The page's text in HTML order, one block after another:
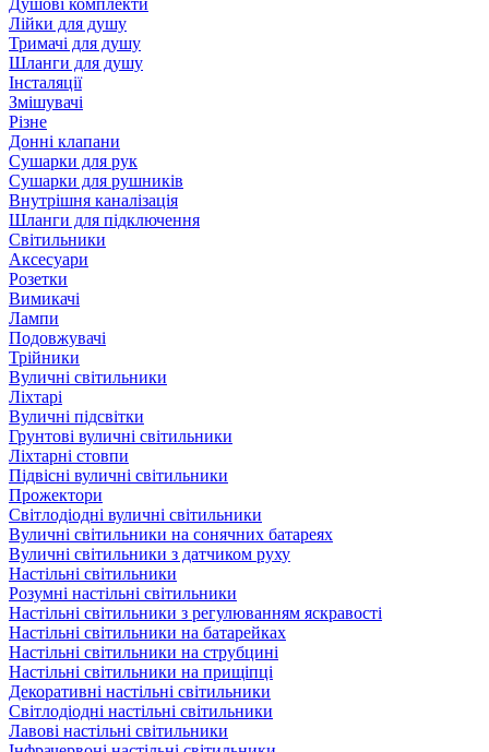
Душові комплекти
Лійки для душу
Тримачі для душу
Шланги для душу
Інсталяції
Змішувачі
Різне
Донні клапани
Сушарки для рук
Сушарки для рушників
Внутрішня каналізація
Шланги для підключення
Світильники
Аксесуари
Розетки
Вимикачі
Лампи
Подовжувачі
Трійники
Вуличні світильники
Ліхтарі
Вуличні підсвітки
Грунтові вуличні світильники
Ліхтарні стовпи
Підвісні вуличні світильники
Прожектори
Світлодіодні вуличні світильники
Вуличні світильники на сонячних батареях
Вуличні світильники з датчиком руху
Настільні світильники
Розумні настільні світильники
Настільні світильники з регулюванням яскравості
Настільні світильники на батарейках
Настільні світильники на струбцині
Настільні світильники на прищіпці
Декоративні настільні світильники
Світлодіодні настільні світильники
Лавові настільні світильники